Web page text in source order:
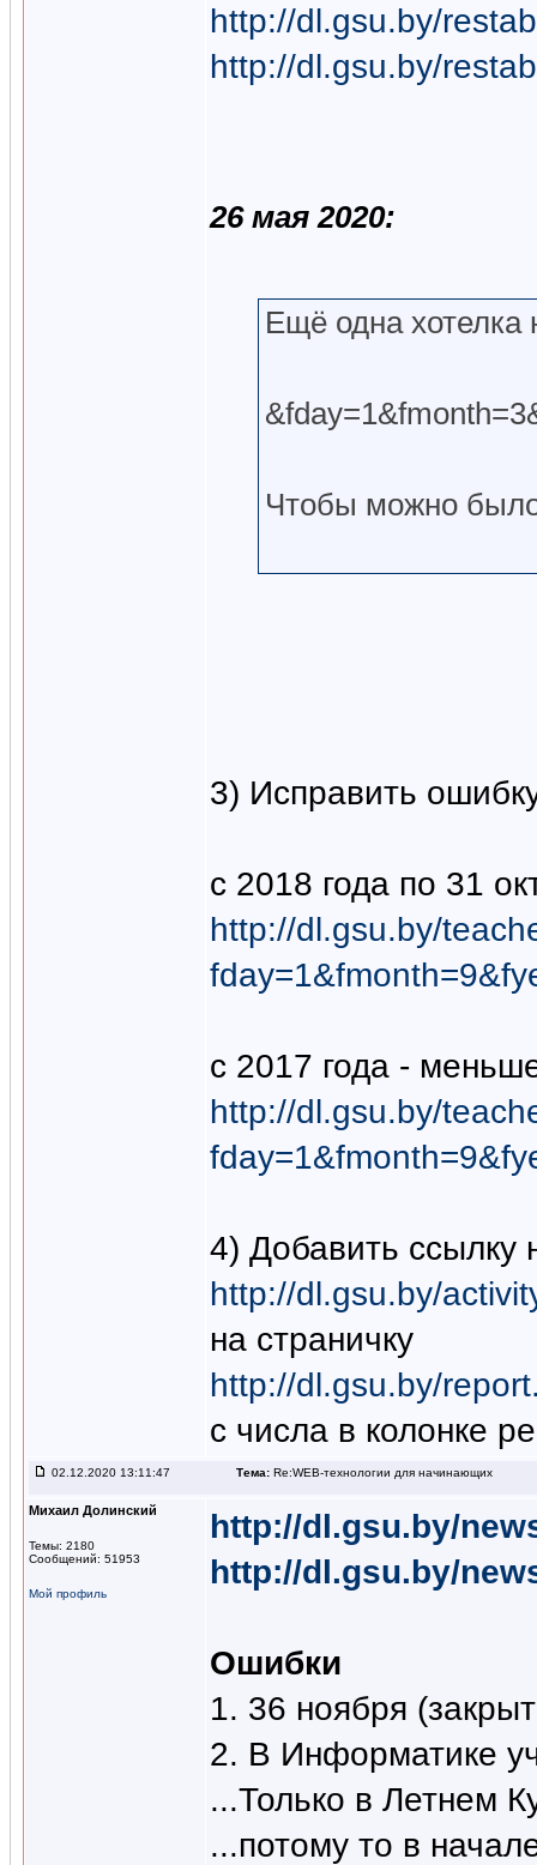
http://dl.gsu.by/
http://dl.gsu.by/
26 мая 2020:
Ещё одна хотелка
Чтобы можно было
3) Исправить
c 2018 года по 31
http://dl.gsu.by/
c 2017 года -
http://dl.gsu.by/
4) Добавить ссылку
http://dl.gsu.by/
на страничку
http://dl.gsu.by/
с числа в колонке
02.12.2020 13:11:47 Тема: Re:WEB-технологии для начинающих
Михаил Долинский
Темы: 2180
Сообщений: 51953
Мой профиль
http://dl.gsu.by/
http://dl.gsu.by/
Ошибки
1. 36 ноября
2. В Информатике
...Только в Летнем
...потому то в